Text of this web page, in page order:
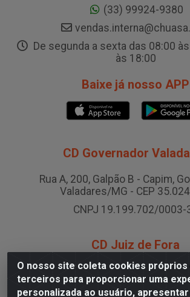
O nosso site coleta cookies próprios
terceiros para proporcionar uma
personalizada ao usuário,
(33) 99924-9380
De segunda a sexta das 08:00
às 18:00
Baixe já nosso APP
CD Governador
Rua A, 200, Galpão B - Capim,
Valadares/MG - CEP
CNPJ 19.199.702/0003-
CD Juiz de Fora
Rodovia BR-040 , Nº 0, Área B2
- São Pedro, Juiz de Fora/